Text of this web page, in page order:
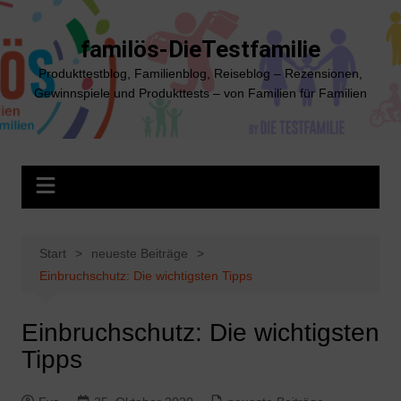
Zum
springen
familös-DieTestfamilie
Produkttestblog, Familienblog, Reiseblog – Rezensionen,
Gewinnspiele und Produkttests – von Familien für Familien
Start
neueste Beiträge
Einbruchschutz: Die wichtigsten Tipps
Einbruchschutz: Die wichtigsten
Tipps